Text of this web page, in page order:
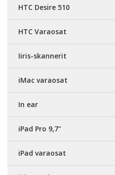
HTC Desire 510
HTC Varaosat
Iiris-skannerit
iMac varaosat
In ear
iPad Pro 9,7"
iPad varaosat